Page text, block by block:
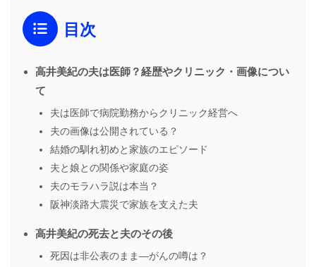
目次
高井美紀の夫は医師？経歴やクリニック・画像につい
て
夫は医師で病院勤務からクリニック経営へ
夫の画像は公開されている？
結婚の馴れ初めと家族のエピソード
夫と娘との関係や家庭の姿
夫のモラハラ説は本当？
阪神淡路大震災で家族を支えた夫
高井美紀の死去と夫のその後
死因は非公表のまま―がんの噂は？